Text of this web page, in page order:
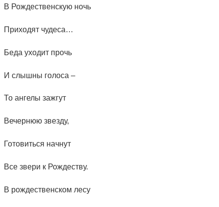
В Рождественскую ночь
Приходят чудеса…
Беда уходит прочь
И слышны голоса –
То ангелы зажгут
Вечернюю звезду,
Готовиться начнут
Все звери к Рождеству.
В рождественском лесу